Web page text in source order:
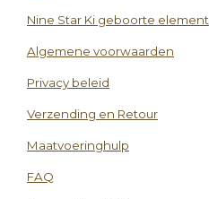
Nine Star Ki geboorte element
Algemene voorwaarden
Privacy beleid
Verzending en Retour
Maatvoeringhulp
FAQ